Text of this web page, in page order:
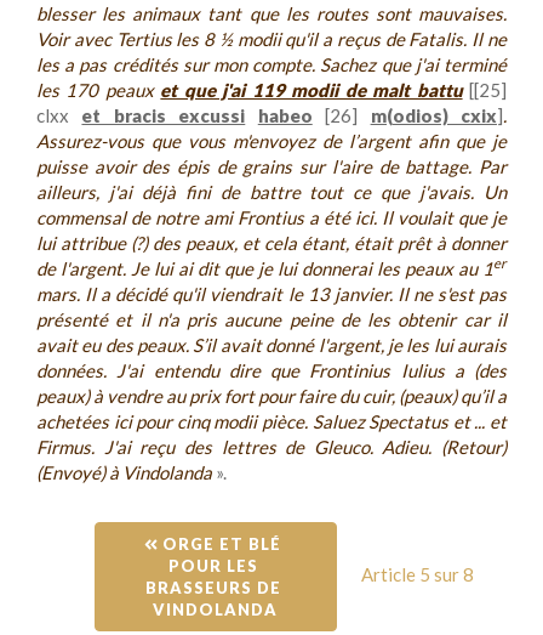
blesser les animaux tant que les routes sont mauvaises.
Voir avec Tertius les 8 ½ modii qu'il a reçus de Fatalis. Il ne
les a pas crédités sur mon compte. Sachez que j'ai terminé
les 170 peaux et que j'ai 119 modii de malt battu[[25]
clxx et bracis excussi habeo [26] m(odios) cxix].
Assurez-vous que vous m'envoyez de l’argent afin que je
puisse avoir des épis de grains sur l'aire de battage. Par
ailleurs, j'ai déjà fini de battre tout ce que j'avais. Un
commensal de notre ami Frontius a été ici. Il voulait que je
lui attribue (?) des peaux, et cela étant, était prêt à donner
de l'argent. Je lui ai dit que je lui donnerai les peaux au 1er
mars. Il a décidé qu'il viendrait le 13 janvier. Il ne s'est pas
présenté et il n'a pris aucune peine de les obtenir car il
avait eu des peaux. S’il avait donné l'argent, je les lui aurais
données. J'ai entendu dire que Frontinius Iulius a (des
peaux) à vendre au prix fort pour faire du cuir, (peaux) qu’il a
achetées ici pour cinq modii pièce. Saluez Spectatus et ... et
Firmus. J'ai reçu des lettres de Gleuco. Adieu. (Retour)
(Envoyé) à Vindolanda ».
ORGE ET BLÉ
POUR LES
BRASSEURS DE
VINDOLANDA
Article 5 sur 8